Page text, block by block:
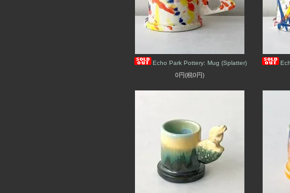
Echo Park Pottery: Mug (Splatter)
0円(税0円)